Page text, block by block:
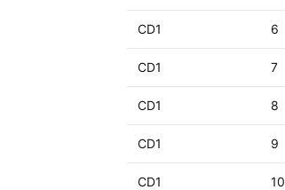
CD1 6
CD1 7
CD1 8
CD1 9
CD1 10